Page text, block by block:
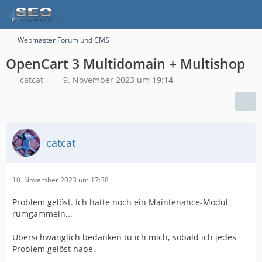
Webmaster Forum und CMS
OpenCart 3 Multidomain + Multishop
catcat 9. November 2023 um 19:14
catcat
10. November 2023 um 17:38
Problem gelöst. Ich hatte noch ein Maintenance-Modul
rumgammeln...
Überschwänglich bedanken tu ich mich, sobald ich jedes
Problem gelöst habe.